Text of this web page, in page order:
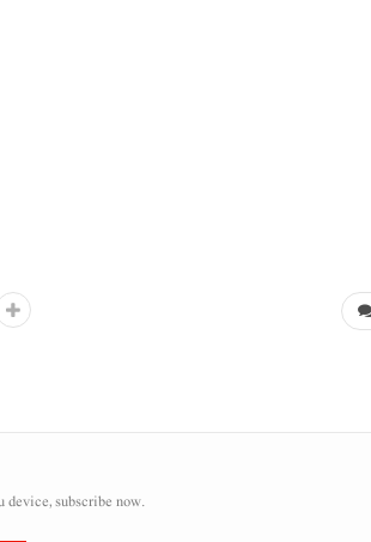
subscribe now.